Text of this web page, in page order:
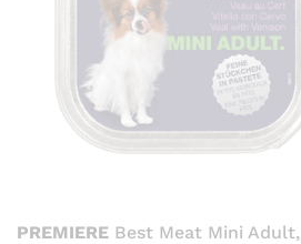
PREMIERE Best Meat Mini Adult,